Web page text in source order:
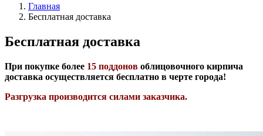
Главная
Бесплатная доставка
Бесплатная доставка
При покупке более 15 поддонов облицовочного кирпича
доставка осуществляется бесплатно в черте города!
Разгрузка производится силами заказчика.